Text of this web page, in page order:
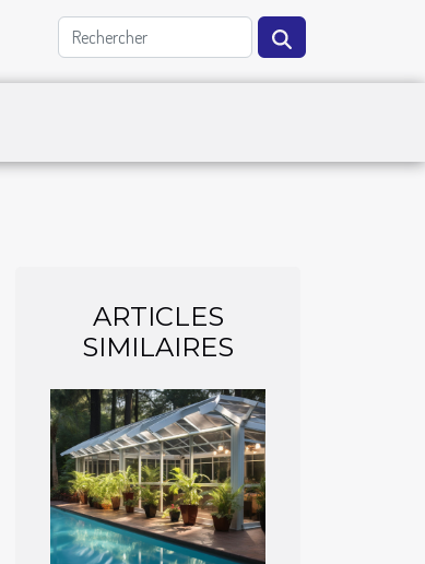
ARTICLES
SIMILAIRES